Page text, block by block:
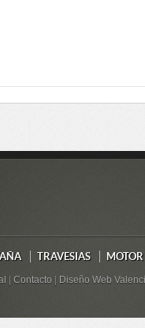
TRAVESIAS MOTOR
Contacto Diseño Web